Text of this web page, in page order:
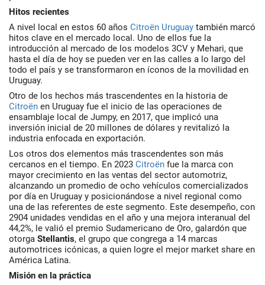
Hitos recientes
A nivel local en estos 60 años Citroën Uruguay también marcó
hitos clave en el mercado local. Uno de ellos fue la
introducción al mercado de los modelos 3CV y Mehari, que
hasta el día de hoy se pueden ver en las calles a lo largo del
todo el país y se transformaron en íconos de la movilidad en
Uruguay.
Otro de los hechos más trascendentes en la historia de
Citroën en Uruguay fue el inicio de las operaciones de
ensamblaje local de Jumpy, en 2017, que implicó una
inversión inicial de 20 millones de dólares y revitalizó la
industria enfocada en exportación.
Los otros dos elementos más trascendentes son más
cercanos en el tiempo. En 2023 Citroën fue la marca con
mayor crecimiento en las ventas del sector automotriz,
alcanzando un promedio de ocho vehículos comercializados
por día en Uruguay y posicionándose a nivel regional como
una de las referentes de este segmento. Este desempeño, con
2904 unidades vendidas en el año y una mejora interanual del
44,2%, le valió el premio Sudamericano de Oro, galardón que
otorga Stellantis, el grupo que congrega a 14 marcas
automotrices icónicas, a quien logre el mejor market share en
América Latina.
Misión en la práctica